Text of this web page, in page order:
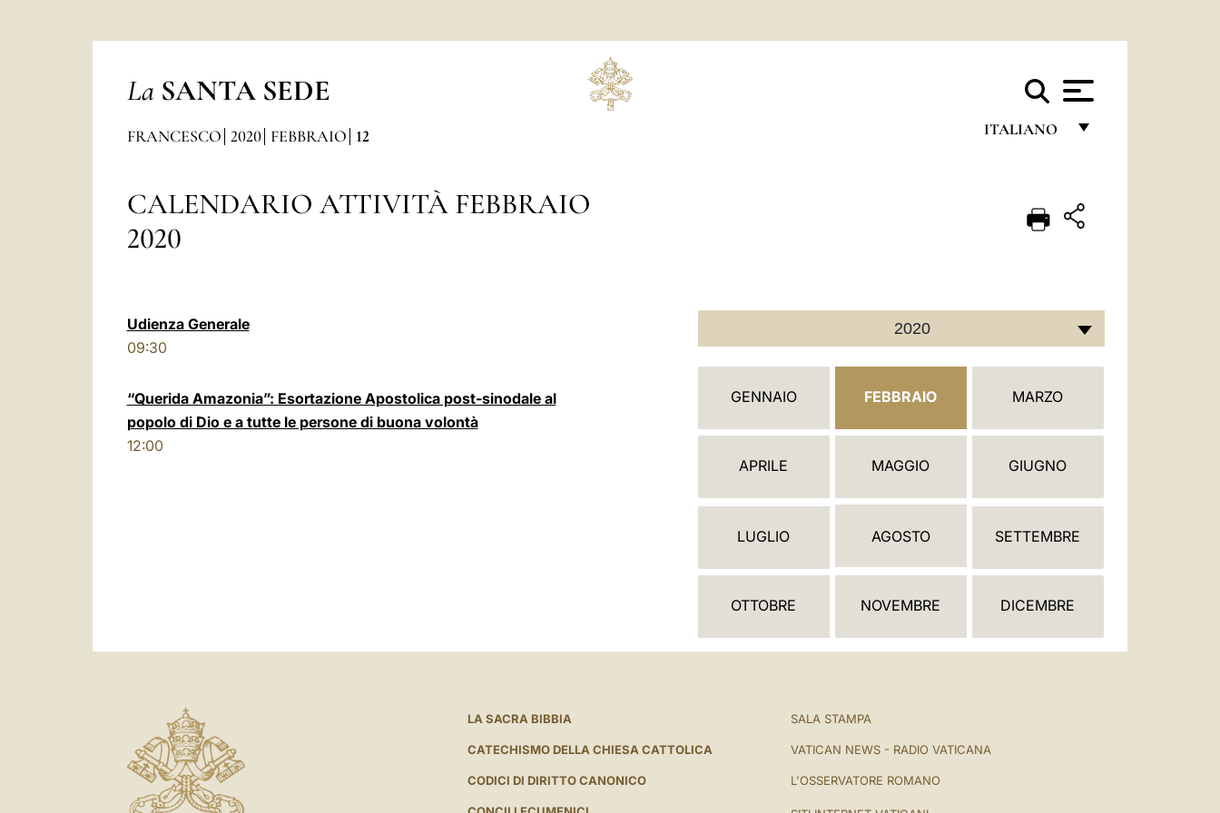
La SANTA SEDE
ITALIANO
ITALIANO
ESPAÑOL
FRANCESCO 2020 FEBBRAIO 12
CALENDARIO ATTIVITÀ FEBBRAIO
2020
Udienza Generale
09:30
“Querida Amazonia”: Esortazione Apostolica post-sinodale al
popolo di Dio e a tutte le persone di buona volontà
12:00
2020
N
A
I
GENNAIO FEBBRAIO MARZO
APRILE MAGGIO GIUGNO
LUGLIO AGOSTO SETTEMBRE
OTTOBRE NOVEMBRE DICEMBRE
LA SACRA BIBBIA
CATECHISMO DELLA CHIESA CATTOLICA
CODICI DI DIRITTO CANONICO
SALA STAMPA
VATICAN NEWS - RADIO VATICANA
L'OSSERVATORE ROMANO